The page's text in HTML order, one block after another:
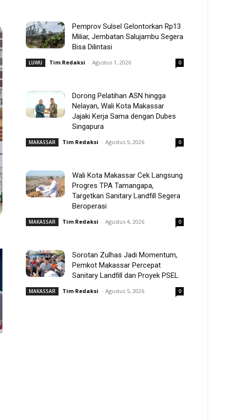
Pemprov Sulsel Gelontorkan Rp13
Miliar, Jembatan Salujambu Segera
Bisa Dilintasi
LUWU Tim Redaksi - Agustus 1, 2026 0
Dorong Pelatihan ASN hingga
Nelayan, Wali Kota Makassar
Jajaki Kerja Sama dengan Dubes
Singapura
MAKASSAR Tim Redaksi - Agustus 5, 2026 0
Wali Kota Makassar Cek Langsung
Progres TPA Tamangapa,
Targetkan Sanitary Landfill Segera
Beroperasi
MAKASSAR Tim Redaksi - Agustus 4, 2026 0
Sorotan Zulhas Jadi Momentum,
Pemkot Makassar Percepat
Sanitary Landfill dan Proyek PSEL
MAKASSAR Tim Redaksi - Agustus 5, 2026 0